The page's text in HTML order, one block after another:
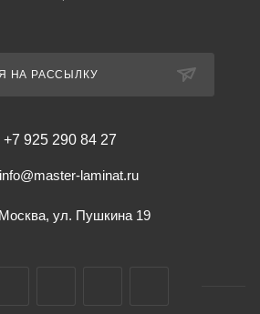
НА РАССЫЛКУ
+7 925 290 84 27
info@master-laminat.ru
Москва, ул. Пушкина 19